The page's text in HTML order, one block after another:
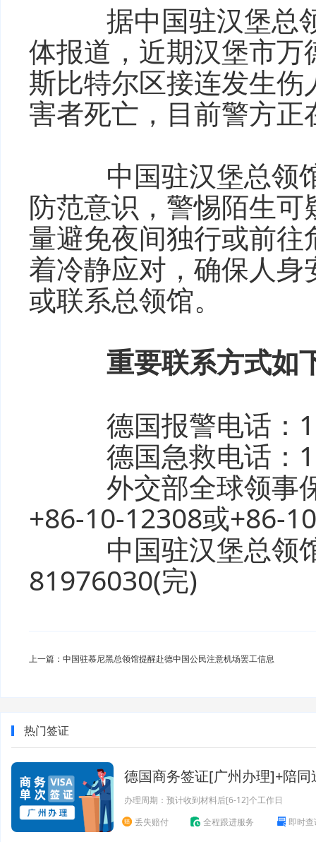
据中国驻汉堡总
体报道，近期汉堡市
斯比特尔区接连发生
害者死亡，目前警方
中国驻汉堡总领
防范意识，警惕陌生
量避免夜间独行或前
着冷静应对，确保人
或联系总领馆。
重要联系方式如
德国报警电话：
德国急救电话：
外交部全球领事
+86-10-12308或+86-
中国驻汉堡总领
81976030(完)
上一篇：中国驻慕尼黑总领馆提醒赴德中国公民注意机场罢工信息
热门签证
德国商务签证[广州办理]+陪同
办理周期：预计收到材料后[6-12]个工作日
丢失赔付
全程跟进服务 即时查